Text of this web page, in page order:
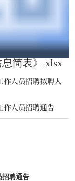
作人员招聘拟聘人
作人员招聘通告
招聘通告
简表》.xlsx